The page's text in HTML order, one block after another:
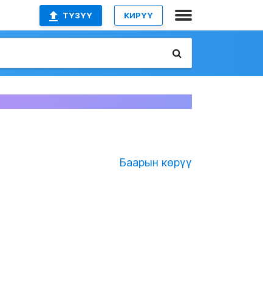
ТҮЗҮҮ КИРҮҮ
Баарын көрүү